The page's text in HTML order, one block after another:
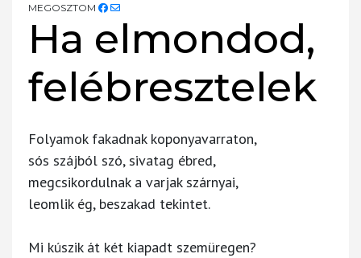
MEGOSZTOM
Ha elmondod,
felébresztelek
Folyamok fakadnak koponyavarraton,
sós szájból szó, sivatag ébred,
megcsikordulnak a varjak szárnyai,
leomlik ég, beszakad tekintet.
Mi kúszik át két kiapadt szemüregen?